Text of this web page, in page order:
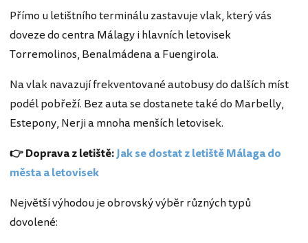
Přímo u letištního terminálu zastavuje vlak, který vás
doveze do centra Málagy i hlavních letovisek
Torremolinos, Benalmádena a Fuengirola.
Na vlak navazují frekventované autobusy do dalších míst
podél pobřeží. Bez auta se dostanete také do Marbelly,
Estepony, Nerji a mnoha menších letovisek.
👉 Doprava z letiště:Jak se dostat z letiště Málaga do
města a letovisek
Největší výhodou je obrovský výběr různých typů
dovolené: